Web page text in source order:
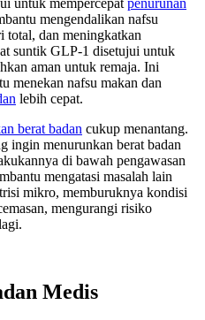
mengendalikan nafsu
total, dan meningkatkan
suntik GLP-1 disetujui untuk
aman untuk remaja. Ini
menekan nafsu makan dan
lebih cepat.
berat badan cukup menantang.
ingin menurunkan berat badan
di bawah pengawasan
mengatasi masalah lain
mikro, memburuknya kondisi
mengurangi risiko
Medis